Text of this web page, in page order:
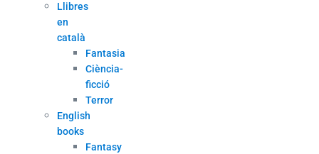
Llibres
en
català
Fantasia
Ciència-
ficció
Terror
English
books
Fantasy